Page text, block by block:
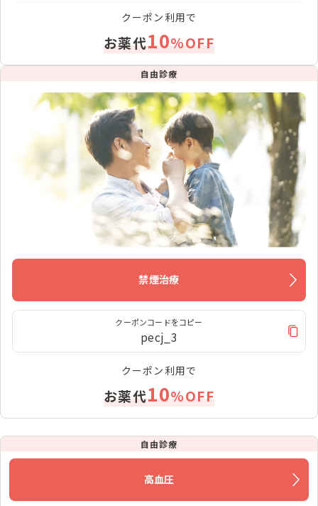
クーポン利用で
お薬代10%OFF
自由診療
禁煙治療
クーポンコードをコピー
pecj_3
クーポン利用で
お薬代10%OFF
自由診療
高血圧